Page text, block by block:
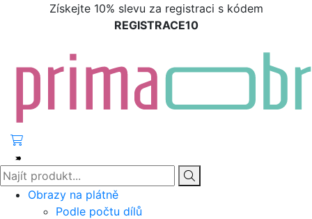
Získejte 10% slevu za registraci s kódem
REGISTRACE10
Obrazy na plátně
Podle počtu dílů